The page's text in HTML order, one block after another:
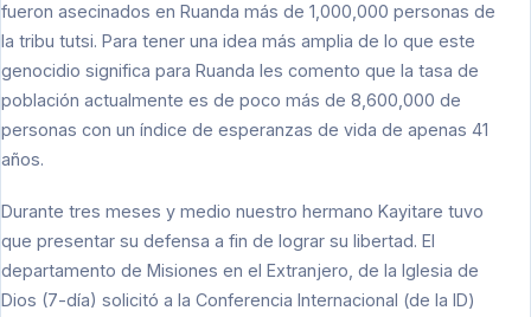
fueron asecinados en Ruanda más de 1,000,000 personas de
la tribu tutsi. Para tener una idea más amplia de lo que este
genocidio significa para Ruanda les comento que la tasa de
población actualmente es de poco más de 8,600,000 de
personas con un índice de esperanzas de vida de apenas 41
años.
Durante tres meses y medio nuestro hermano Kayitare tuvo
que presentar su defensa a fin de lograr su libertad. El
departamento de Misiones en el Extranjero, de la Iglesia de
Dios (7-día) solicitó a la Conferencia Internacional (de la ID)